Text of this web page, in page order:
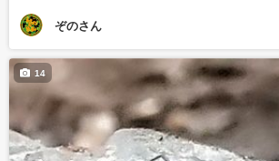
ぞのさん
14